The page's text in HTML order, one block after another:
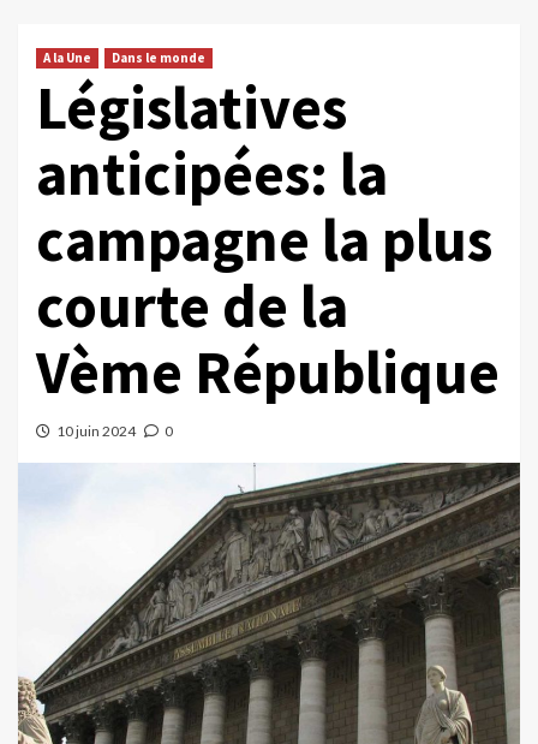
A la Une Dans le monde
Législatives
anticipées: la
campagne la plus
courte de la
Vème République
10 juin 2024 0